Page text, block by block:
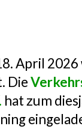
April 2026
Die
hat zum